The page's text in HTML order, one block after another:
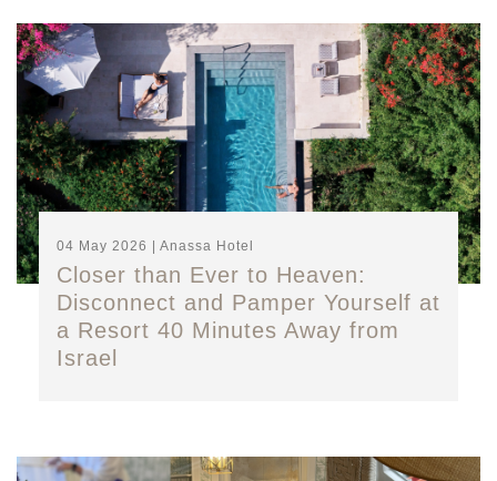
04 May 2026 | Anassa Hotel
Closer than Ever to Heaven:
Disconnect and Pamper Yourself at
a Resort 40 Minutes Away from
Israel